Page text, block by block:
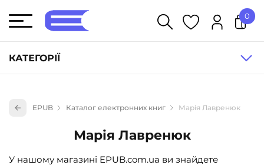
КАТЕГОРІЇ
Книги для дітей (836)
Книги для підлітків (240)
Науково-популярна література (1015)
0
EPUB Каталог електронних книг Марія Лавренюк
Марія Лавренюк
У нашому магазині EPUB.com.ua ви знайдете